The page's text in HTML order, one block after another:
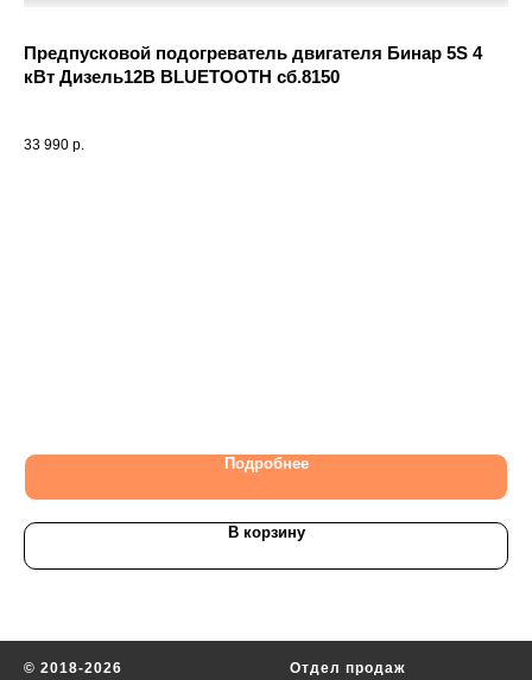
Предпусковой подогреватель двигателя Бинар 5S 4
кВт Дизель12В BLUETOOTH сб.8150
33 990 р.
Подробнее
В корзину
© 2018-2026
Отдел продаж